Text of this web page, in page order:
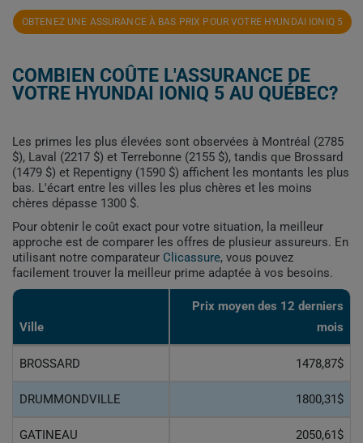
OBTENEZ UNE ASSURANCE À BAS PRIX POUR VOTRE HYUNDAI IONIQ 5
COMBIEN COÛTE L'ASSURANCE DE
VOTRE HYUNDAI IONIQ 5 AU QUÉBEC?
Les primes les plus élevées sont observées à Montréal (2785
$), Laval (2217 $) et Terrebonne (2155 $), tandis que Brossard
(1479 $) et Repentigny (1590 $) affichent les montants les plus
bas. L'écart entre les villes les plus chères et les moins
chères dépasse 1300 $.
Pour obtenir le coût exact pour votre situation, la meilleur
approche est de comparer les offres de plusieur assureurs. En
utilisant notre comparateur Clicassure, vous pouvez
facilement trouver la meilleur prime adaptée à vos besoins.
Ville
Prix ​​moyen des 12 derniers
mois
BROSSARD 1478,87$
DRUMMONDVILLE 1800,31$
GATINEAU 2050,61$